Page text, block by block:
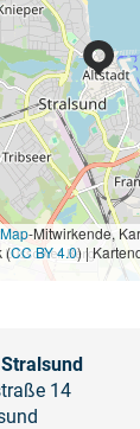
-Mitwirkende,
(CC BY 4.0) |
14